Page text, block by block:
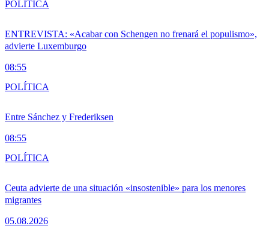
ENTREVISTA: «Acabar con Schengen no frenará el populismo»,
advierte Luxemburgo
08:55
POLÍTICA
Entre Sánchez y Frederiksen
08:55
POLÍTICA
Ceuta advierte de una situación «insostenible» para los menores
migrantes
05.08.2026
POLÍTICA